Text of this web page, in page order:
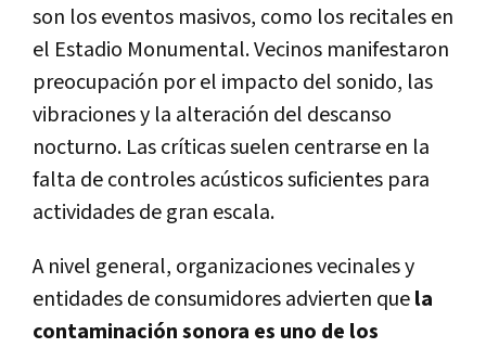
son los eventos masivos, como los recitales en
el Estadio Monumental. Vecinos manifestaron
preocupación por el impacto del sonido, las
vibraciones y la alteración del descanso
nocturno. Las críticas suelen centrarse en la
falta de controles acústicos suficientes para
actividades de gran escala.
A nivel general, organizaciones vecinales y
entidades de consumidores advierten quela
contaminación sonora es uno de los